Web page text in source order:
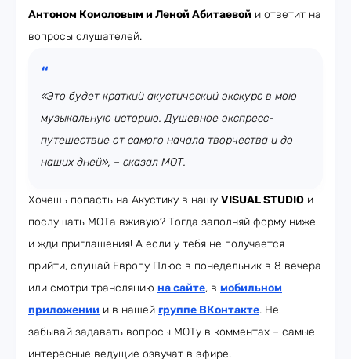
Антоном Комоловым и Леной Абитаевой и ответит на
вопросы слушателей.
«Это будет краткий акустический экскурс в мою
музыкальную историю. Душевное экспресс-
путешествие от самого начала творчества и до
наших дней», – сказал МОТ.
Хочешь попасть на Акустику в нашу VISUAL STUDIO и
послушать МОТа вживую? Тогда заполняй форму ниже
и жди приглашения! А если у тебя не получается
прийти, слушай Европу Плюс в понедельник в 8 вечера
или смотри трансляцию на сайте, в мобильном
приложении и в нашей группе ВКонтакте. Не
забывай задавать вопросы МОТу в комментах – самые
интересные ведущие озвучат в эфире.